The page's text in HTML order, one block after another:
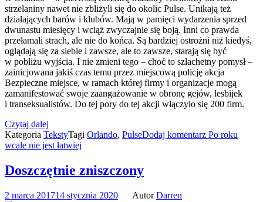
strzelaniny nawet nie zbliżyli się do okolic Pulse. Unikają też
działających barów i klubów. Mają w pamięci wydarzenia sprzed
dwunastu miesięcy i wciąż zwyczajnie się boją. Inni co prawda
przełamali strach, ale nie do końca. Są bardziej ostrożni niż kiedyś,
oglądają się za siebie i zawsze, ale to zawsze, starają się być
w pobliżu wyjścia. I nie zmieni tego – choć to szlachetny pomysł –
zainicjowana jakiś czas temu przez miejscową policję akcja
Bezpieczne miejsce, w ramach której firmy i organizacje mogą
zamanifestować swoje zaangażowanie w obronę gejów, lesbijek
i transeksualistów. Do tej pory do tej akcji włączyło się 200 firm.
Czytaj dalej
Kategoria TekstyTagi Orlando, PulseDodaj komentarz Po roku
wcale nie jest łatwiej
Doszczętnie zniszczony
2 marca 201714 stycznia 2020 AutorDarren